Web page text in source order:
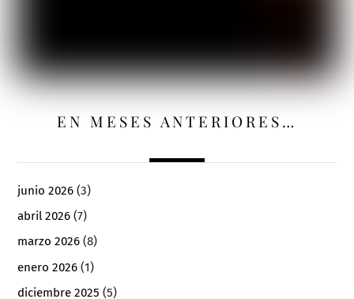
EN MESES ANTERIORES…
junio 2026 (3)
abril 2026 (7)
marzo 2026 (8)
enero 2026 (1)
diciembre 2025 (5)